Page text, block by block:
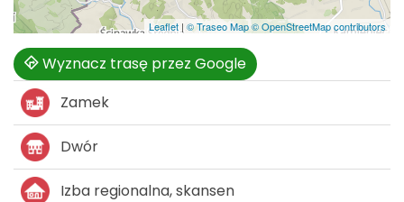
Leaflet | © Traseo Map© OpenStreetMap contributors
Wyznacz trasę przez Google
Zamek
Dwór
Izba regionalna, skansen